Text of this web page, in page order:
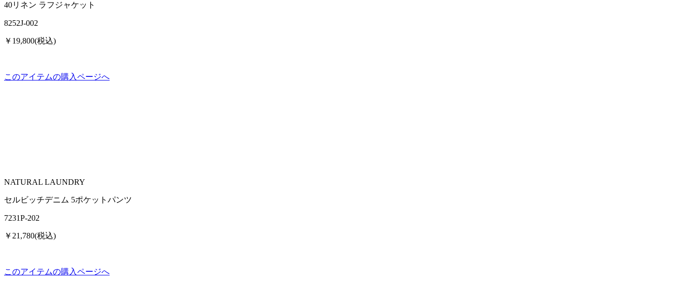
40リネン ラフジャケット
8252J-002
￥19,800(税込)
このアイテムの購入ページへ
NATURAL LAUNDRY
セルビッチデニム 5ポケットパンツ
7231P-202
￥21,780(税込)
このアイテムの購入ページへ